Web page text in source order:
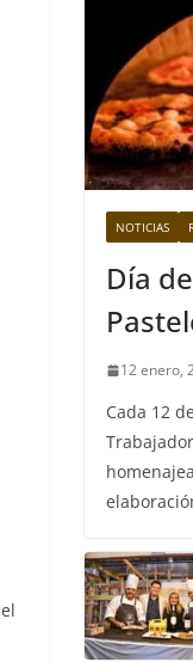
NOTICIAS
Día
12 enero,
Cada 12